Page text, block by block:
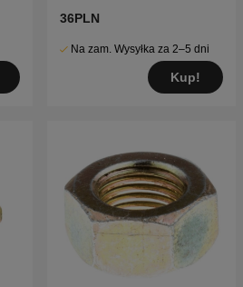
36PLN
Na zam. Wysyłka za 2–5 dni
Kup!